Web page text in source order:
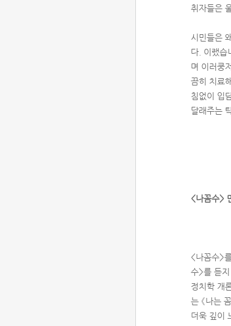
취자들은
시민들은
다. 이랬습
며 이러쿵
끔히 치료
침없이 입
달래주는
<나꼼수>
<나꼼수>
수>를 듣
정치학 개
는 《나는
더욱 깊이